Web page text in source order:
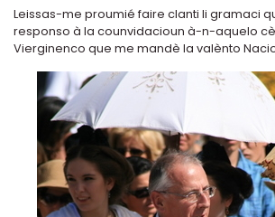
Leissas-me proumié faire clanti li gramaci
responso à la counvidacioun à-n-aquelo
Vierginenco que me mandè la valènto